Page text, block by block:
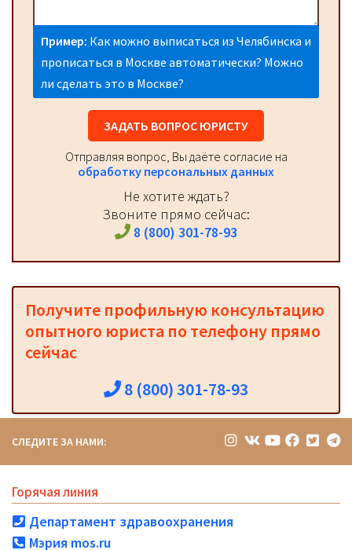
Пример: Как можно выписаться из Челябинска и
прописаться в Москве автоматически? Можно
ли сделать это в Москве?
ЗАДАТЬ ВОПРОС ЮРИСТУ
Отправляя вопрос, Вы даёте согласие на
обработку персональных данных
Не хотите ждать?
Звоните прямо сейчас:
8 (800) 301-78-93
Получите профильную консультацию
опытного юриста по телефону прямо
сейчас
8 (800) 301-78-93
СЛЕДИТЕ ЗА НАМИ:
Горячая линия
Департамент здравоохранения
Мэрия mos.ru